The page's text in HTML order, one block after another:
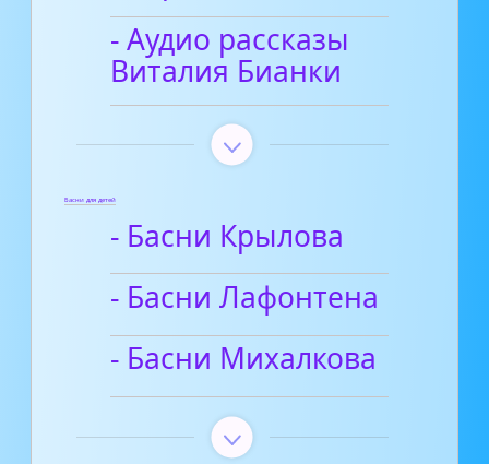
- Аудио рассказы
Виталия Бианки
Басни для детей
- Басни Крылова
- Басни Лафонтена
- Басни Михалкова